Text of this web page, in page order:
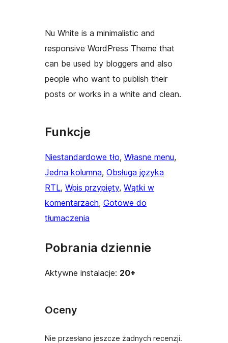
Nu White is a minimalistic and
responsive WordPress Theme that
can be used by bloggers and also
people who want to publish their
posts or works in a white and clean.
Funkcje
Niestandardowe tło, Własne menu
Jedna kolumna, Obsługa języka
RTL, Wpis przypięty, Wątki w
komentarzach, Gotowe do
tłumaczenia
Pobrania dziennie
Aktywne instalacje: 20+
Oceny
Nie przesłano jeszcze żadnych recenzji.